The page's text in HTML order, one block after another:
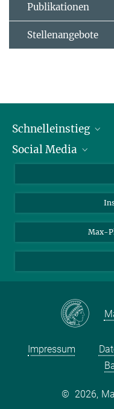
Publikationen
Stellenangebote
Schnelleinstieg
Alumni
Schulen
Studierende
Social Media
Facebook
YouTube
Max-
Impressum
© 2026,